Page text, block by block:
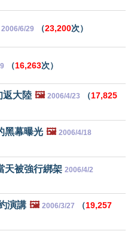
2006/6/29 （23,200次）
（16,263次）
返大陸 🖼️ 2006/4/23 （17,825
黑幕曝光 🖼️ 2006/4/18
天被強行綁架 2006/4/2
演講 🖼️ 2006/3/27 （19,257